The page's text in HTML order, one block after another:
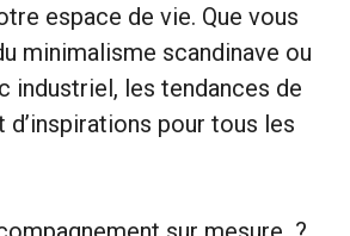
espace de vie. Que vous
minimalisme scandinave ou
industriel, les tendances de
d’inspirations pour tous les